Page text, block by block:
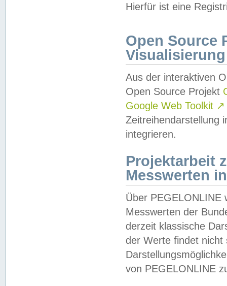
Hierfür ist eine
Open Source
Visualisierung
Aus der interaktiven
Open Source Projekt
Google Web Toolkit ↗
Zeitreihendarstellung
integrieren.
Projektarbeit
Messwerten
Über PEGELONLINE
Messwerten der
derzeit klassische
der Werte findet
von PEGELONLINE